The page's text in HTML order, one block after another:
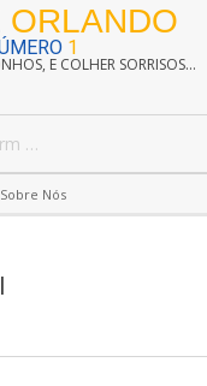
ORLANDO
1
E COLHER SORRISOS...
Sobre Nós